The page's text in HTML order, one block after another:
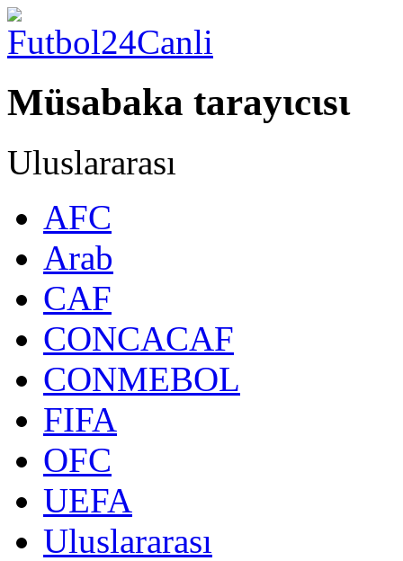
Müsabaka tarayιcιsι
Uluslararası
AFC
Arab
CAF
CONCACAF
CONMEBOL
FIFA
OFC
UEFA
Uluslararası